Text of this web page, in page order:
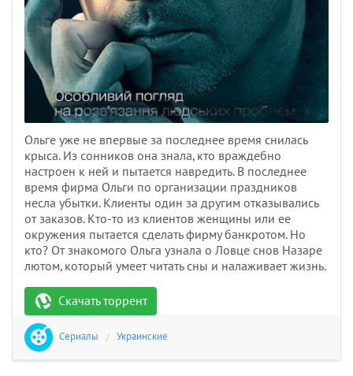
Ольге уже не впервые за последнее время снилась
крыса. Из сонников она знала, кто враждебно
настроен к ней и пытается навредить. В последнее
время фирма Ольги по организации праздников
несла убытки. Клиенты один за другим отказывались
от заказов. Кто-то из клиентов женщины или ее
окружения пытается сделать фирму банкротом. Но
кто? От знакомого Ольга узнала о Ловце снов Назаре
лютом, который умеет читать сны и налаживает жизнь.
Скачать торрент
Сериалы / Украинские